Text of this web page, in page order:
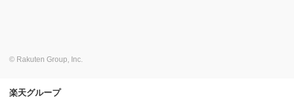
© Rakuten Group, Inc.
楽天グループ